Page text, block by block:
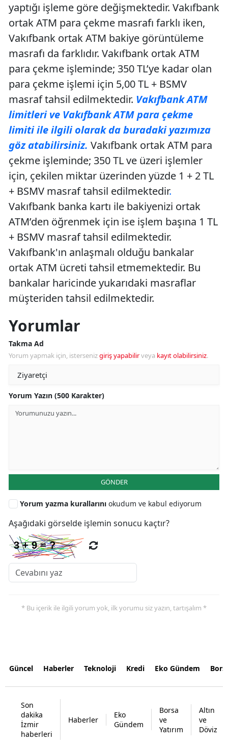
yaptığı işleme göre değişmektedir. Vakıfbank
ortak ATM para çekme masrafı farklı iken,
Vakıfbank ortak ATM bakiye görüntüleme
masrafı da farklıdır. Vakıfbank ortak ATM
para çekme işleminde; 350 TL’ye kadar olan
para çekme işlemi için 5,00 TL + BSMV
masraf tahsil edilmektedir. Vakıfbank ATM
limitleri ve Vakıfbank ATM para çekme
limiti ile ilgili olarak da buradaki yazımıza
göz atabilirsiniz. Vakıfbank ortak ATM para
çekme işleminde; 350 TL ve üzeri işlemler
için, çekilen miktar üzerinden yüzde 1 + 2 TL
+ BSMV masraf tahsil edilmektedir.
Vakıfbank banka kartı ile bakiyenizi ortak
ATM’den öğrenmek için ise işlem başına 1 TL
+ BSMV masraf tahsil edilmektedir.
Vakıfbank'ın anlaşmalı olduğu bankalar
ortak ATM ücreti tahsil etmemektedir. Bu
bankalar haricinde yukarıdaki masraflar
müşteriden tahsil edilmektedir.
Yorumlar
Takma Ad
Yorum yapmak için, istersenizgiriş yapabilirveya kayıt olabilirsiniz.
Yorum Yazın (500 Karakter)
GÖNDER
Yorum yazma kurallarını okudum ve kabul ediyorum
Aşağıdaki görselde işlemin sonucu kaçtır?
* Bu içerik ile ilgili yorum yok, ilk yorumu siz yazın, tartışalım *
Güncel Haberler Teknoloji Kredi Eko Gündem
Son
dakika
İzmir
haberleri
Haberler
Eko
Gündem
Borsa
ve
Yatırım
Altın
ve
Döviz